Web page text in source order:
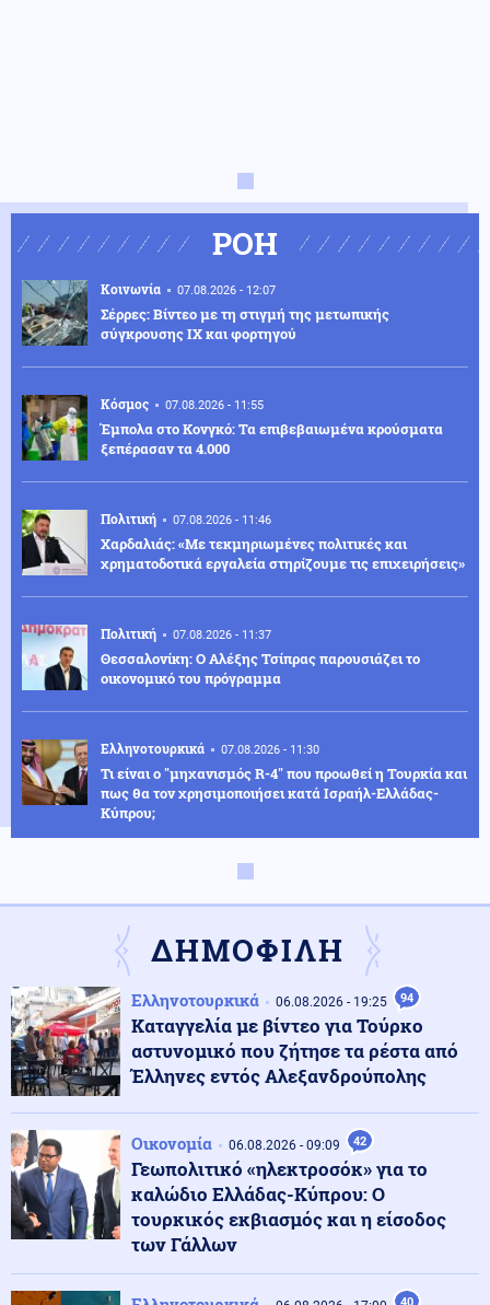
ΡΟΗ
Κοινωνία 07.08.2026 - 12:07
Σέρρες: Βίντεο με τη στιγμή της μετωπικής
σύγκρουσης ΙΧ και φορτηγού
Κόσμος 07.08.2026 - 11:55
Έμπολα στο Κονγκό: Τα επιβεβαιωμένα κρούσματα
ξεπέρασαν τα 4.000
Πολιτική 07.08.2026 - 11:46
Χαρδαλιάς: «Με τεκμηριωμένες πολιτικές και
χρηματοδοτικά εργαλεία στηρίζουμε τις επιχειρήσεις»
Πολιτική 07.08.2026 - 11:37
Θεσσαλονίκη: Ο Αλέξης Τσίπρας παρουσιάζει το
οικονομικό του πρόγραμμα
Ελληνοτουρκικά 07.08.2026 - 11:30
Τι είναι ο "μηχανισμός R-4" που προωθεί η Τουρκία και
πως θα τον χρησιμοποιήσει κατά Ισραήλ-Ελλάδας-
Κύπρου;
Κοινωνία
Θεσσαλονίκη: Συνελήφθη Τούρκος για διακίνηση
ναρκωτικών, οπλοκατοχή και ληστεία
Κοινωνία
Σεισμός μεγέθους 3,6 Ρίχτερ χτύπησε τη Ρόδο
Κόσμος 07.08.2026 - 10:52
Νέα μελέτη: Οι πρώτοι Ευρωπαίοι ίσως κατέφευγαν
ΔΗΜΟΦΙΛΗ
Ελληνοτουρκικά 06.08.2026 - 19:25 94
Καταγγελία με βίντεο για Τούρκο
αστυνομικό που ζήτησε τα ρέστα από
Έλληνες εντός Αλεξανδρούπολης
Οικονομία 06.08.2026 - 09:09 42
Γεωπολιτικό «ηλεκτροσόκ» για το
καλώδιο Ελλάδας-Κύπρου: Ο
τουρκικός εκβιασμός και η είσοδος
των Γάλλων